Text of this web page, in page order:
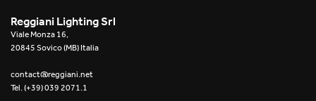
Envios IP66
Incline Dark Performance
Showrooms
Reggiani Lighting Srl
Viale Monza 16,
20845 Sovico (MB) Italia
contact@reggiani.net
Tel. (+39) 039 2071.1